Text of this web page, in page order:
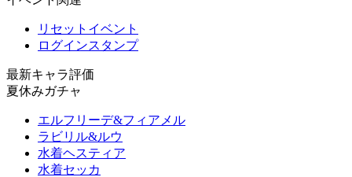
リセットイベント
ログインスタンプ
最新キャラ評価
夏休みガチャ
エルフリーデ&フィアメル
ラビリル&ルウ
水着ヘスティア
水着セッカ